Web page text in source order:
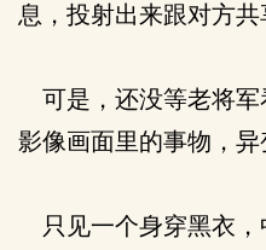
息，投射出来跟对方共
可是，还没等老将军
影像画面里的事物，异
只见一个身穿黑衣，